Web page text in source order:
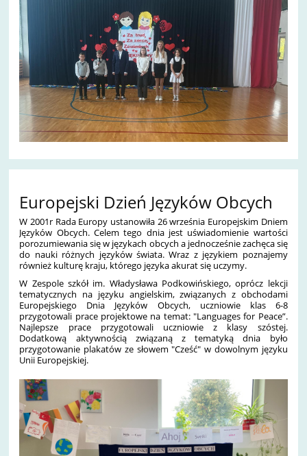
Europejski Dzień Języków Obcych
W 2001r Rada Europy ustanowiła 26 września Europejskim Dniem
Języków Obcych. Celem tego dnia jest uświadomienie wartości
porozumiewania się w językach obcych a jednocześnie zachęca się
do nauki różnych języków świata. Wraz z językiem poznajemy
również kulturę kraju, którego języka akurat się uczymy.
W Zespole szkół im. Władysława Podkowińskiego, oprócz lekcji
tematycznych na języku angielskim, związanych z obchodami
Europejskiego Dnia Języków Obcych, uczniowie klas 6-8
przygotowali prace projektowe na temat: "Languages for Peace”.
Najlepsze prace przygotowali uczniowie z klasy szóstej.
Dodatkową aktywnością związaną z tematyką dnia było
przygotowanie plakatów ze słowem "Cześć" w dowolnym języku
Unii Europejskiej.